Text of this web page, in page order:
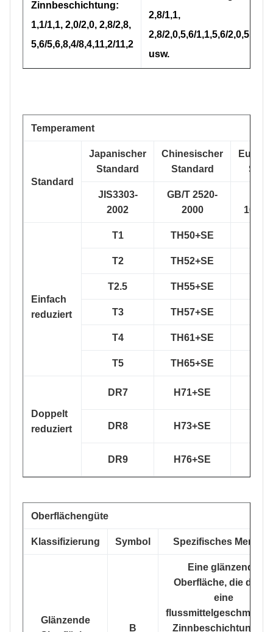
Zinnbeschichtung:
1,1/1,1, 2,0/2,0, 2,8/2,8,
5,6/5,6,8,4/8,4,11,2/11,2
2,8/1,1,
2,8/2,0,5,6/1,1,5,6/2,0,5,6/
usw.
Temperament
Standard
Japanischer
Standard
Chinesischer
Standard
JIS3303-
2002
GB/T 2520-
2000
Einfach
reduziert
T1 TH50+SE
T2 TH52+SE
T2.5 TH55+SE
T3 TH57+SE
T4 TH61+SE
T5 TH65+SE
Doppelt
reduziert
DR7 H71+SE
DR8 H73+SE
DR9 H76+SE
Oberflächengüte
Klassifizierung Symbol Spezifisches Merkmal
Glänzende
B
Eine glänzende
Oberfläche, die durch
eine
Zinnbeschichtung